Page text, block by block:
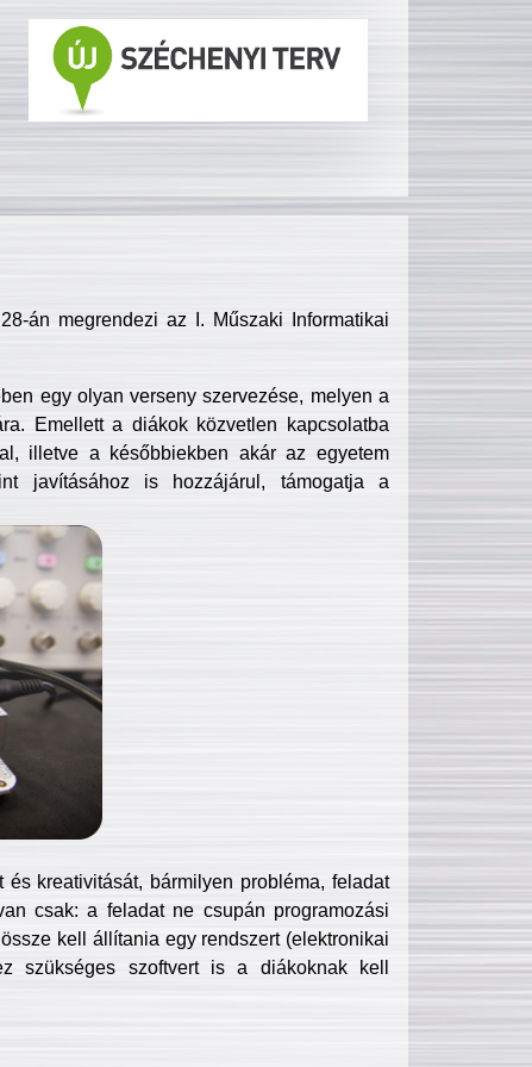
án megrendezi az I. Műszaki Informatikai
egy olyan verseny szervezése, melyen a
Emellett a diákok közvetlen kapcsolatba
illetve a későbbiekben akár az egyetem
javításához is hozzájárul, támogatja a
kreativitását, bármilyen probléma, feladat
csak: a feladat ne csupán programozási
kell állítania egy rendszert (elektronikai
szükséges szoftvert is a diákoknak kell